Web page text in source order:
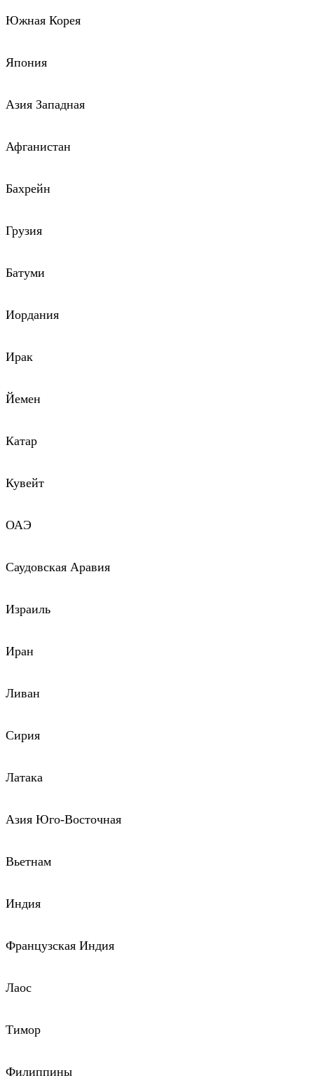
Южная Корея
Япония
Азия Западная
Афганистан
Бахрейн
Грузия
Батуми
Иордания
Ирак
Йемен
Катар
Кувейт
ОАЭ
Саудовская Аравия
Израиль
Иран
Ливан
Сирия
Латака
Азия Юго-Восточная
Вьетнам
Индия
Французская Индия
Лаос
Тимор
Филиппины